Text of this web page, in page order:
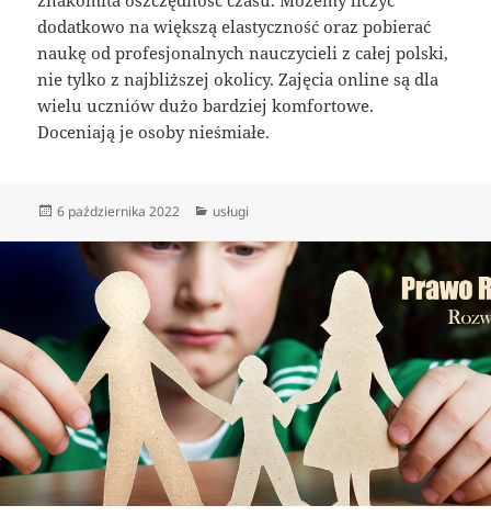
dodatkowo na większą elastyczność oraz pobierać
naukę od profesjonalnych nauczycieli z całej polski,
nie tylko z najbliższej okolicy. Zajęcia online są dla
wielu uczniów dużo bardziej komfortowe.
Doceniają je osoby nieśmiałe.
Data
6 października 2022 Kategorie
usługi